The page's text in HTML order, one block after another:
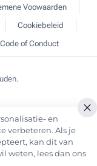
Voowaarden
Cookiebeleid
Code of Conduct
en
verbeteren. Als je
kan dit van
weten, lees dan ons